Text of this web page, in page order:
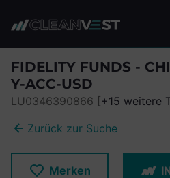
FIDELITY FUNDS -
Y-ACC-USD
LU0346390866 [+15 weitere
Zurück zur Suche
Merken